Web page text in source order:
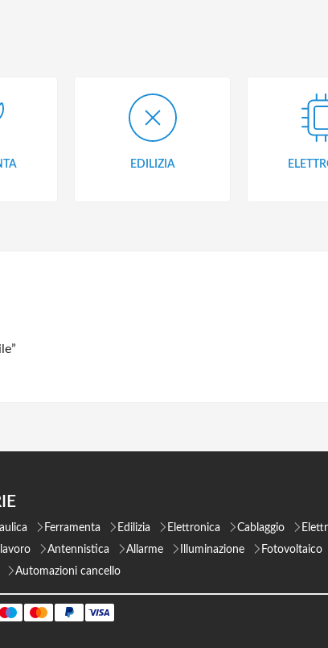
EDILIZIA
Ferramenta Edilizia Elettronica Cablaggio
Antennistica Allarme Illuminazione Fotovoltaico
Automazioni cancello